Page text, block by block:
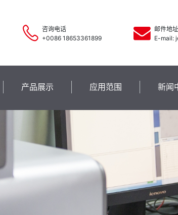
咨询电话
+0086 18653361899
邮件地址
E-mail:
产品展示 应用范围 新闻